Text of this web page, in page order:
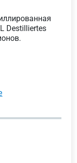
Destilliertes